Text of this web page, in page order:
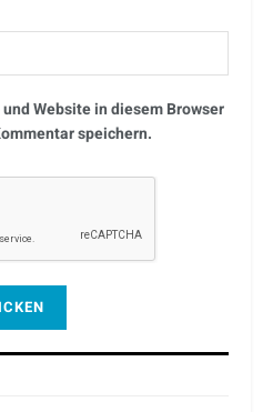
Website in diesem Browser
speichern.